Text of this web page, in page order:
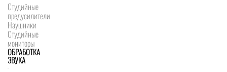
Студийные
предусилители
Наушники
Студийные
мониторы
ОБРАБОТКА
ЗВУКА